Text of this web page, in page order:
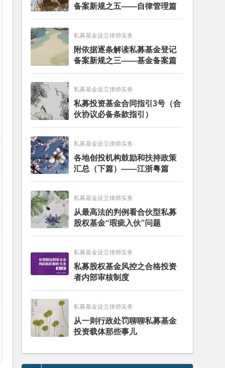
备案新规之五——自律管理篇
私募基金设立律师实务
附依据逐条解读私募基金登记
备案新规之三——基金备案篇
私募基金设立律师实务
私募投资基金合同指引3号（合
伙协议必备条款指引）
私募基金设立律师实务
各地创投机构鼓励和扶持政策
汇总（下篇）——江浙粤篇
私募基金设立律师实务
从最高法的判例看合伙型私募
股权基金“瑕疵入伙”问题
私募基金设立律师实务
私募股权基金风控之合格投资
者内部审核制度
私募基金设立律师实务
从一则行政处罚聊聊私募基金
投资载体那些事儿